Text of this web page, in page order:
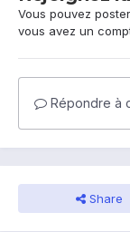
Vous pouvez
vous avez un
Répondre à
Share